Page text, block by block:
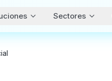
Sectores